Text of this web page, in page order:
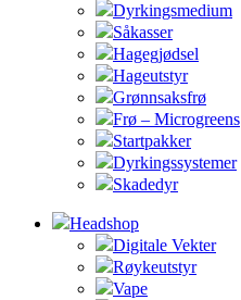
Dyrkingsmedium
Såkasser
Hagegjødsel
Hageutstyr
Grønnsaksfrø
Frø – Microgreens
Startpakker
Dyrkingssystemer
Skadedyr
Headshop
Digitale Vekter
Røykeutstyr
Vape